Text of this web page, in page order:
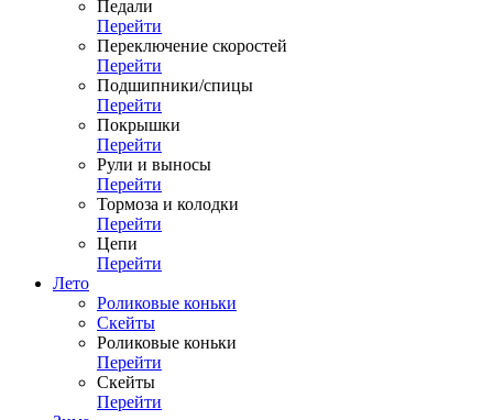
Педали
Перейти
Переключение скоростей
Перейти
Подшипники/спицы
Перейти
Покрышки
Перейти
Рули и выносы
Перейти
Тормоза и колодки
Перейти
Цепи
Перейти
Лето
Роликовые коньки
Скейты
Роликовые коньки
Перейти
Скейты
Перейти